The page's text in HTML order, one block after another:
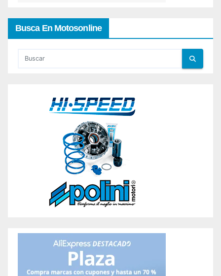
Busca En Motosonline